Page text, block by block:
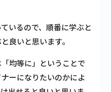
いるので、順番に学ぶと
良いと思います。
均等に」ということで
ーになりたいのかによ